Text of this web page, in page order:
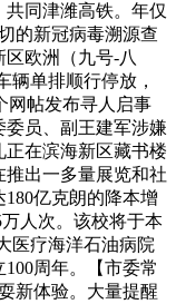
同津潍高铁。年仅
的新冠病毒溯源查
欧洲（九号-八
单排顺行停放，
网帖发布寻人启事
员、副王建军涉嫌
在滨海新区藏书楼
出一多量展览和社
亿克朗的降本增
人次。该校将于本
医疗海洋石油病院
周年。【市委常
新体验。大量提醒